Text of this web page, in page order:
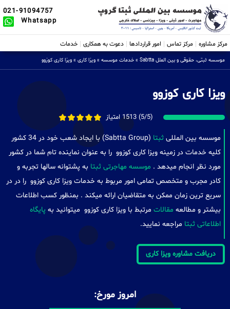
021-91094757
Whatsapp
مرکز مشاوره مرکز تماس امور قراردادها دعوت به همکاری خدمات
موسسه ثبتی، حقوقی و بین الملل Sabtta » خدمات موسسه » ویزا کاری » ویزا کاری کوزوو
ویزا کاری کوزوو
(5/5) 1513 امتیاز
موسسه بین المللی ثبتا
(Sabtta Group) با ایجاد شعب خود در 34 کشور
کلیه خدمات در زمینه ویزا کاری کوزوو را به عنوان نماینده تام شما در کشور
مورد نظر انجام میدهد . موسسه مهاجرتی ثبتا به پشتوانه سالها تجربه و
کادر مجرب و متخصص تمامی امور مربوط به خدمات ویزا کاری کوزوو را در در
سریع ترین زمان ممکن به متقاضیان ارائه میکند . بمنظور کسب اطلاعات
بیشتر و مطالعه مقالات مرتبط با ویزا کاری کوزوو میتوانید به پایگاه
اطلاعاتی ثبتا مراجعه نمایید.
دریافت مشاوره ویزا کاری
امروز مورخ: